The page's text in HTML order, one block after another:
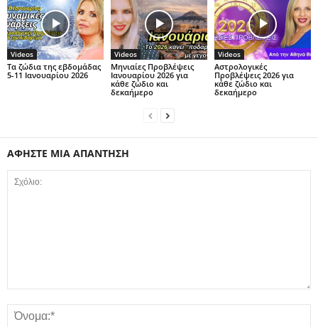
Videos
Τα ζώδια της εβδομάδας
5-11 Ιανουαρίου 2026
Videos
Μηνιαίες Προβλέψεις
Ιανουαρίου 2026 για
κάθε ζώδιο και
δεκαήμερο
Videos
Αστρολογικές
Προβλέψεις 2026 για
κάθε ζώδιο και
δεκαήμερο
ΑΦΗΣΤΕ ΜΙΑ ΑΠΑΝΤΗΣΗ